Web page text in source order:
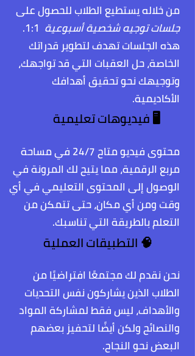
من خلاله يستطيع الطلاب للحصول على
جلسات توجيه شخصية أسبوعية
1:1.
هذه الجلسات تهدف لتطوير قدراتك
الخاصة، حل العقبات التي قد تواجهك،
وتوجيهك نحو تحقيق أهدافك
الأكاديمية.
محتوى فيديو متاح 24/7 في مساحة
مربع الرقمية، مما يتيح لك المرونة في
الوصول إلى المحتوى التعليمي في أي
وقت ومن أي مكان، حتى تتمكن من
التعلم بالطريقة التي تناسبك.
نحن نقدم لك مجتمعًا افتراضيًا من
الطلاب الذين يشاركون نفس التحديات
والأهداف، ليس فقط لمشاركة المواد
والنصائح ولكن أيضًا لتحفيز بعضهم
البعض نحو النجاح.
🖥️ فيديوهات تعليمية
🧠 التطبيقات العملية